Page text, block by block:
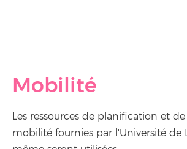
Mobilité
Les ressources de planification et
mobilité fournies par l'Université de